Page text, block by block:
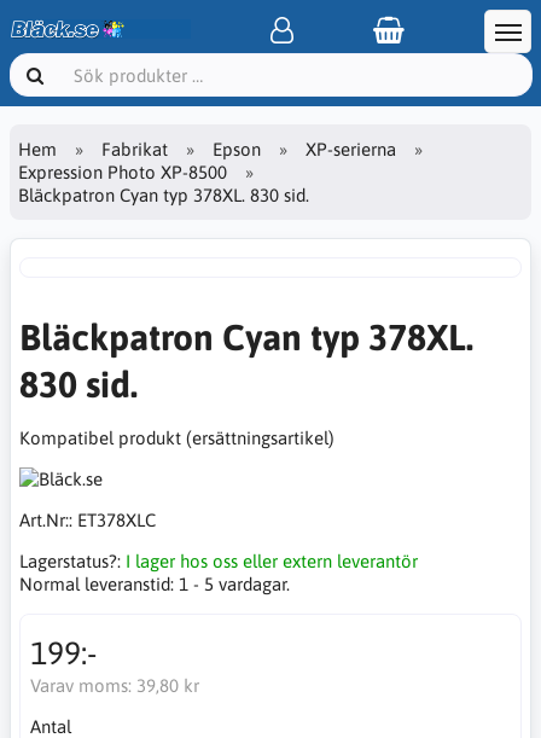
Hem Fabrikat Epson
XP-serierna
Expression Photo XP-8500
Bläckpatron Cyan typ 378XL. 830 sid.
Bläckpatron Cyan typ 378XL.
830 sid.
Kompatibel produkt (ersättningsartikel)
Art.Nr:: ET378XLC
Lagerstatus?: I lager hos oss eller extern leverantör
Normal leveranstid: 1 - 5 vardagar.
199:-
Varav moms: 39,80 kr
Antal